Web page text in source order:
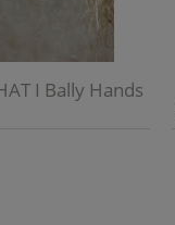
I Bally Hands